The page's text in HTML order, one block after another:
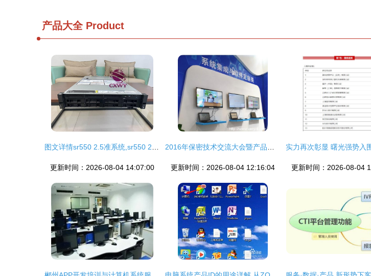
产品大全Product
更新时间：2026-08-04 14:07:00 更新时间：2026-08-04 12:16:04 更新时间：2026-08-04